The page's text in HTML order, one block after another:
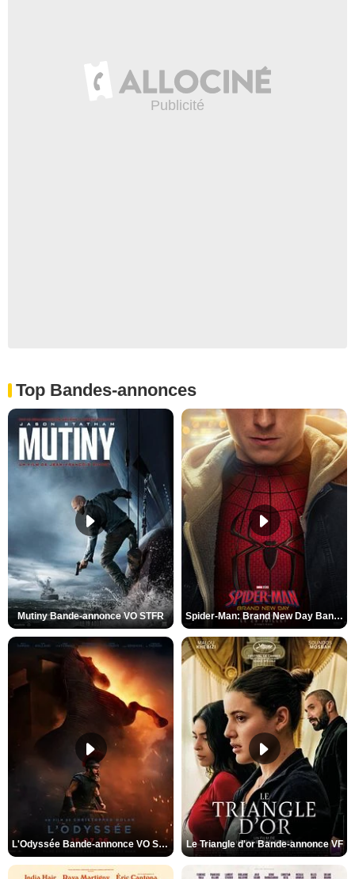
Top Bandes-annonces
Mutiny Bande-annonce VO STFR Spider-Man: Brand New Day Bande-annonce VO STFR
L'Odyssée Bande-annonce VO STFR Le Triangle d'or Bande-annonce VF